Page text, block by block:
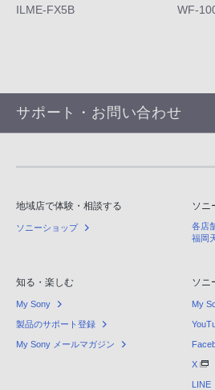
ILME-FX5B
WF-
サポート・お問い合わせ
地域店で体験・相談する
ソニーショップ
ソニ
各店
福岡
知る・楽しむ
My Sony
製品のサポート登録
My Sony メールマガジン
ソニ
My
X
LINE